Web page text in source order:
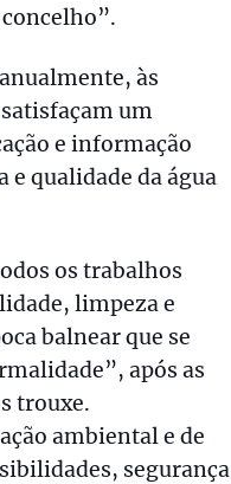
às
um
e informação
qualidade da água
os trabalhos
limpeza e
balnear que se
após as
trouxe.
ambiental e de
segurança